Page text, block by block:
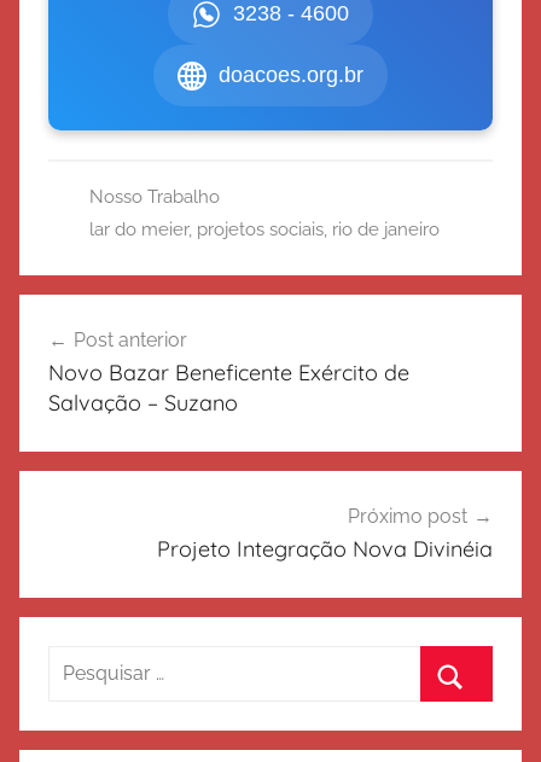
3238 - 4600
doacoes.org.br
Nosso Trabalho
lar do meier, projetos sociais, rio de janeiro
de
Post
Post anterior
Novo Bazar Beneficente Exército de
Salvação – Suzano
Próximo post
Projeto Integração Nova Divinéia
Pesquisar